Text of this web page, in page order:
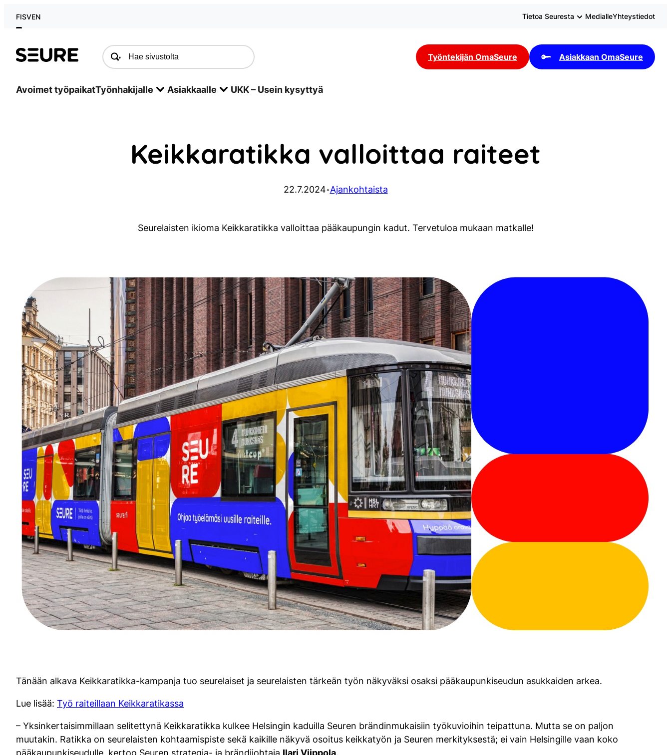
FISVEN Tietoa Seuresta MedialleYhteystiedot
Seure Työntekijän OmaSeure Asiakkaan OmaSeure
Avoimet työpaikatTyönhakijalle Asiakkaalle UKK – Usein kysyttyä
Keikkaratikka valloittaa raiteet
22.7.2024•Ajankohtaista
Seurelaisten ikioma Keikkaratikka valloittaa pääkaupungin kadut. Tervetuloa mukaan matkalle!
Tänään alkava Keikkaratikka-kampanja tuo seurelaiset ja seurelaisten tärkeän työn näkyväksi osaksi pääkaupunkiseudun asukkaiden arkea.
Lue lisää: Työ raiteillaan Keikkaratikassa
– Yksinkertaisimmillaan selitettynä Keikkaratikka kulkee Helsingin kaduilla Seuren brändinmukaisiin työkuvioihin teipattuna. Mutta se on paljon
muutakin. Ratikka on seurelaisten kohtaamispiste sekä kaikille näkyvä osoitus keikkatyön ja Seuren merkityksestä; ei vain Helsingille vaan koko
pääkaupunkiseudulle, kertoo Seuren strategia- ja brändijohtaja Ilari Viippola.